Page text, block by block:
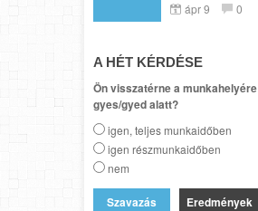
ápr 9 0
A HÉT KÉRDÉSE
Ön visszatérne a munkahelyére
gyes/gyed alatt?
igen, teljes munkaidőben
igen részmunkaidőben
nem
Eredmények